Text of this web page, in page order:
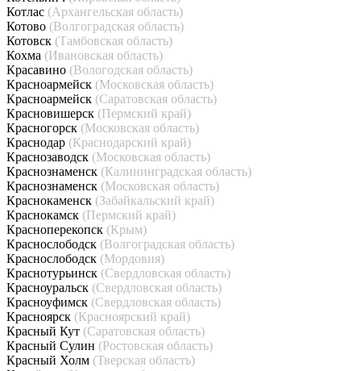
Котлас (Архангельская область)
Котово (Волгоградская область)
Котовск (Тамбовская область)
Кохма (Ивановская область)
Красавино (Вологодская область)
Красноармейск (Московская область)
Красноармейск (Саратовская область)
Красновишерск (Пермский край)
Красногорск (Московская область)
Краснодар (Краснодарский край)
Краснозаводск (Московская область)
Краснознаменск (Калининградская область)
Краснознаменск (Московская область)
Краснокаменск (Забайкальский край)
Краснокамск (Пермский край)
Красноперекопск (Крым)
Краснослободск (Волгоградская область)
Краснослободск (Мордовия)
Краснотурьинск (Свердловская область)
Красноуральск (Свердловская область)
Красноуфимск (Свердловская область)
Красноярск (Красноярский край)
Красный Кут (Саратовская область)
Красный Сулин (Ростовская область)
Красный Холм (Тверская область)